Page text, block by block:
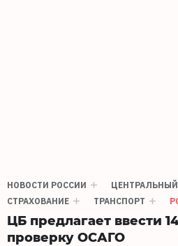
НОВОСТИ РОССИИ
СТРАХОВАНИЕ
ТРАНСПОРТ
ЦБ предлагает ввести
проверку ОСАГО